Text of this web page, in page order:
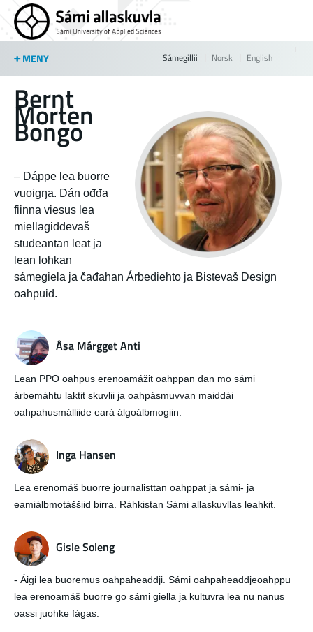
Jump to navigation
MENY Sámegillii Norsk English
Bernt
Morten
Bongo
– Dáppe lea buorre
vuoigŋa. Dán ođđa
fiinna viesus lea
miellagiddevaš
studeantan leat ja
lean lohkan
sámegiela ja čađahan Árbediehto ja Bistevaš Design
oahpuid.
Åsa Márgget Anti
Lean PPO oahpus erenoamážit oahppan dan mo sámi
árbemáhtu laktit skuvlii ja oahpásmuvvan maiddái
oahpahusmálliide eará álgoálbmogiin.
Inga Hansen
Lea erenomáš buorre journalisttan oahppat ja sámi- ja
eamiálbmotáššiid birra. Ráhkistan Sámi allaskuvllas leahkit.
Gisle Soleng
- Áigi lea buoremus oahpaheaddji. Sámi oahpaheaddjeoahppu
lea erenoamáš buorre go sámi giella ja kultuvra lea nu nanus
oassi juohke fágas.